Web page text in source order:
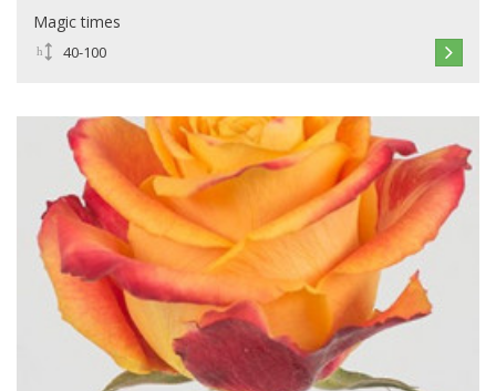
Magic times
40-100